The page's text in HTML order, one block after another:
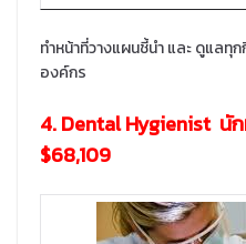
ทำหน้าที่วางแผนชี้นำ และ ดูแล
องค์กร
4. Dental Hygienist นั
$68,109